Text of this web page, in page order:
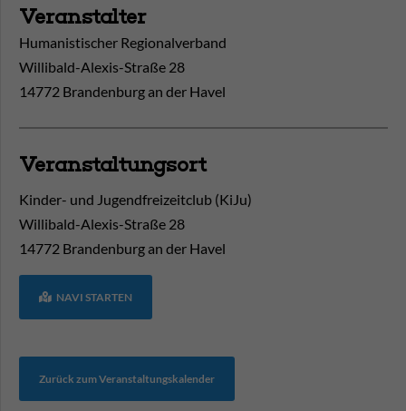
Veranstalter
Humanistischer Regionalverband
Willibald-Alexis-Straße 28
14772 Brandenburg an der Havel
Veranstaltungsort
Kinder- und Jugendfreizeitclub (KiJu)
Willibald-Alexis-Straße 28
14772 Brandenburg an der Havel
NAVI STARTEN
Zurück zum Veranstaltungskalender